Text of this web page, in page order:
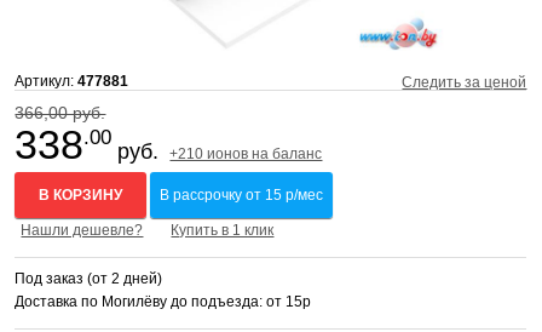
Артикул:477881 Следить за ценой
366,00 руб.
338.00
руб. +210 ионов на баланс
В КОРЗИНУ В рассрочку от 15 р/мес
Нашли дешевле? Купить в 1 клик
Под заказ (от 2 дней)
Доставка по Могилёву до подъезда: от 15р